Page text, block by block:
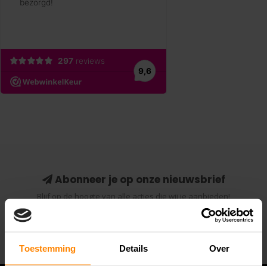
Toestemming Details Over
Abonneer je op onze nieuwsbrief
Blijf op de hoogte van alle acties die wij je aanbieden!
Abonneer